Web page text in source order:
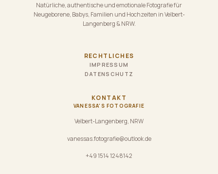
Natürliche, authentische und emotionale Fotografie für
Neugeborene, Babys, Familien und Hochzeiten in Velbert-
Langenberg & NRW.
RECHTLICHES
IMPRESSUM
DATENSCHUTZ
KONTAKT
VANESSA'S FOTOGRAFIE
Velbert-Langenberg, NRW
vanessas.fotografie@outlook.de
+49 1514 1248142